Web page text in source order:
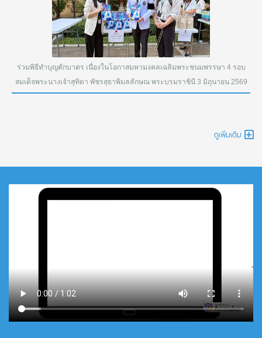
ร่วมพิธีทำบุญตักบาตร เนื่องในโอกาสมหามงคลเฉลิมพระชนมพรรษา 4 รอบ
สมเด็จพระนางเจ้าสุทิดา พัชรสุธาพิมลลักษณ พระบรมราชินี 3 มิถุนายน 2569
ดูเพิ่มเติม